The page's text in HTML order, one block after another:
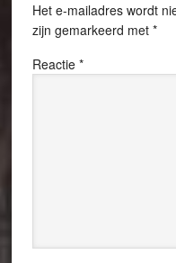
Het e-mailadres wordt
zijn gemarkeerd met *
Reactie *